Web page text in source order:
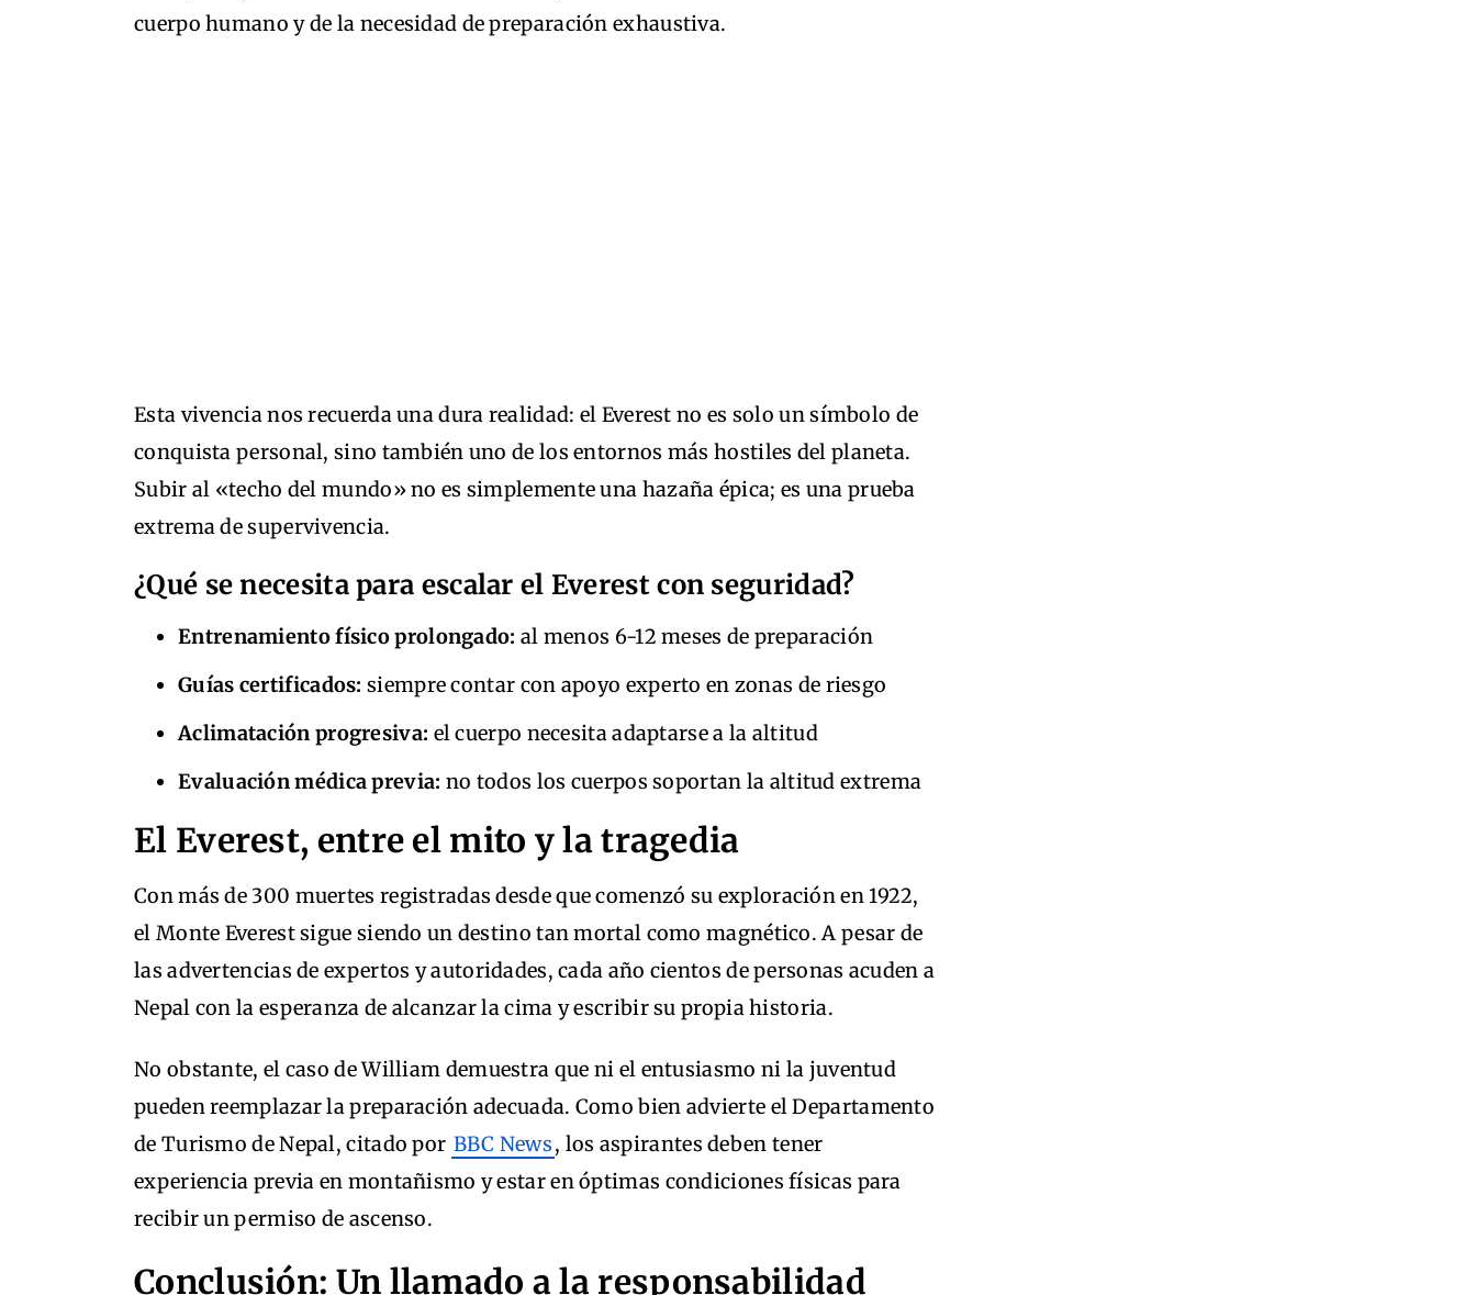
cuerpo humano y de la necesidad de preparación exhaustiva.
Esta vivencia nos recuerda una dura realidad: el Everest no es solo un símbolo de
conquista personal, sino también uno de los entornos más hostiles del planeta.
Subir al «techo del mundo» no es simplemente una hazaña épica; es una prueba
extrema de supervivencia.
¿Qué se necesita para escalar el Everest con seguridad?
Entrenamiento físico prolongado: al menos 6-12 meses de preparación
Guías certificados: siempre contar con apoyo experto en zonas de riesgo
Aclimatación progresiva: el cuerpo necesita adaptarse a la altitud
Evaluación médica previa: no todos los cuerpos soportan la altitud extrema
El Everest, entre el mito y la tragedia
Con más de 300 muertes registradas desde que comenzó su exploración en 1922,
el Monte Everest sigue siendo un destino tan mortal como magnético. A pesar de
las advertencias de expertos y autoridades, cada año cientos de personas acuden a
Nepal con la esperanza de alcanzar la cima y escribir su propia historia.
No obstante, el caso de William demuestra que ni el entusiasmo ni la juventud
pueden reemplazar la preparación adecuada. Como bien advierte el Departamento
de Turismo de Nepal, citado por BBC News, los aspirantes deben tener
experiencia previa en montañismo y estar en óptimas condiciones físicas para
recibir un permiso de ascenso.
Conclusión: Un llamado a la responsabilidad